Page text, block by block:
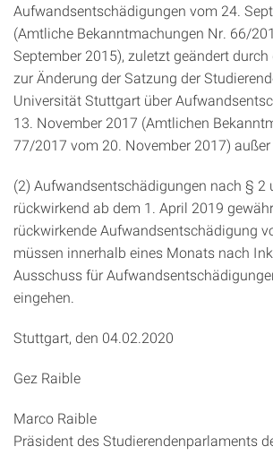
Aufwandsentschädigungen vom 24.
(Amtliche Bekanntmachungen Nr. 66/
September 2015), zuletzt geändert durch
zur Änderung der Satzung der
Universität Stuttgart über
13. November 2017 (Amtlichen
77/2017 vom 20. November 2017) außer
(2) Aufwandsentschädigungen nach § 2
rückwirkend ab dem 1. April 2019
rückwirkende Aufwandsentschädigung
müssen innerhalb eines Monats nach
Ausschuss für
eingehen.
Stuttgart, den 04.02.2020
Gez Raible
Marco Raible
Präsident des Studierendenparlaments